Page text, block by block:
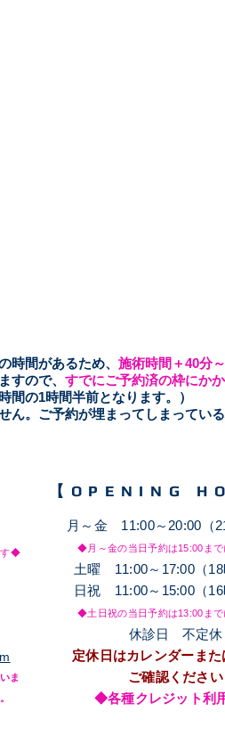
間があるため、 施術時間＋40分
すので、 すでにご予約済の枠にか
間の1時間半前となります。）
。ご予約が埋まってしまってい
す◆
ま
【OPENING
月～金 11:00～20:00（
◆月～金の当日予約は15:00ま
土曜 11:00～17:00（18
日祝 11:00～15:00（16
◆土日祝の当日予約は13:00ま
休診日 不定休
定休日はカレンダーまた
ご確認ください
◆各種クレジット利